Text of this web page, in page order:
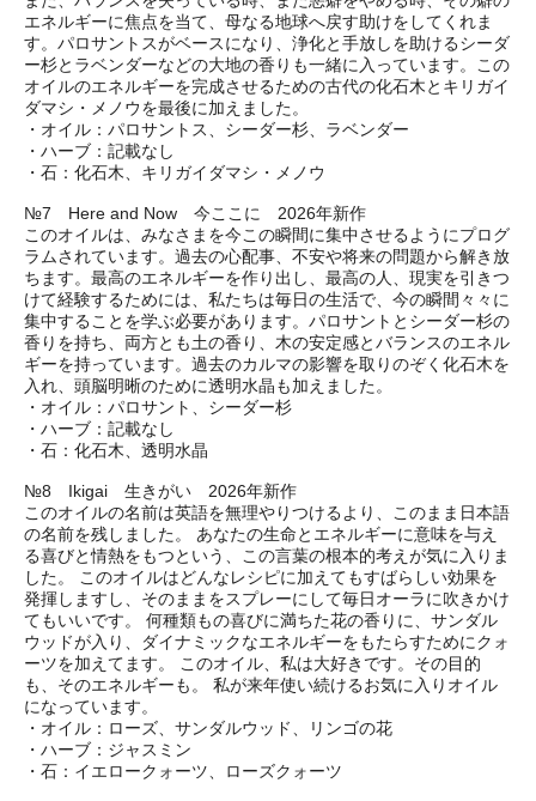
エネルギーに焦点を当て、母なる地球へ戻す助けをしてくれま
す。パロサントスがベースになり、浄化と手放しを助けるシーダ
ー杉とラベンダーなどの大地の香りも一緒に入っています。この
オイルのエネルギーを完成させるための古代の化石木とキリガイ
ダマシ・メノウを最後に加えました。
・オイル：パロサントス、シーダー杉、ラベンダー
・ハーブ：記載なし
・石：化石木、キリガイダマシ・メノウ
№7 Here and Now 今ここに 2026年新作
このオイルは、みなさまを今この瞬間に集中させるようにプログ
ラムされています。過去の心配事、不安や将来の問題から解き放
ちます。最高のエネルギーを作り出し、最高の人、現実を引きつ
けて経験するためには、私たちは毎日の生活で、今の瞬間々々に
集中することを学ぶ必要があります。パロサントとシーダー杉の
香りを持ち、両方とも土の香り、木の安定感とバランスのエネル
ギーを持っています。過去のカルマの影響を取りのぞく化石木を
入れ、頭脳明晰のために透明水晶も加えました。
・オイル：パロサント、シーダー杉
・ハーブ：記載なし
・石：化石木、透明水晶
№8 Ikigai 生きがい 2026年新作
このオイルの名前は英語を無理やりつけるより、このまま日本語
の名前を残しました。 あなたの生命とエネルギーに意味を与え
る喜びと情熱をもつという、この言葉の根本的考えが気に入りま
した。 このオイルはどんなレシピに加えてもすばらしい効果を
発揮しますし、そのままをスプレーにして毎日オーラに吹きかけ
てもいいです。 何種類もの喜びに満ちた花の香りに、サンダル
ウッドが入り、ダイナミックなエネルギーをもたらすためにクォ
ーツを加えてます。 このオイル、私は大好きです。その目的
も、そのエネルギーも。 私が来年使い続けるお気に入りオイル
になっています。
・オイル：ローズ、サンダルウッド、リンゴの花
・ハーブ：ジャスミン
・石：イエロークォーツ、ローズクォーツ